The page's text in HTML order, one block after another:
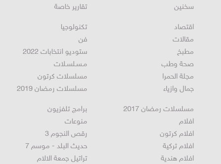
سخنين
تقارير خاصة
اقتصاد
مقالات
مطبخ
صحة وطب
مجلة الحمرا
جمال وازياء
تكنولوجيا
فن
ستوديو انتخابات 2022
مـسـلسـلات
مسلسلات كرتون
مسلسلات رمضان 2019
مسلسلات رمضان 2017
افلام
افلام كرتون
افلام تركية
افلام هندية
برامج تلفزيون
منوعات
رقص النجوم 3
حديث البلد - موسم 7
تراتيل جمعة الالام